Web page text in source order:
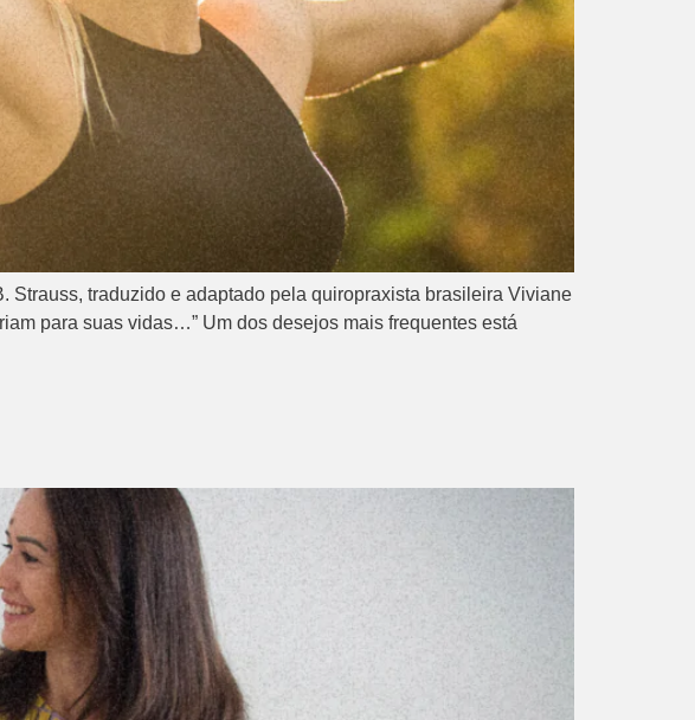
Strauss, traduzido e adaptado pela quiropraxista brasileira Viviane
para suas vidas…” Um dos desejos mais frequentes está